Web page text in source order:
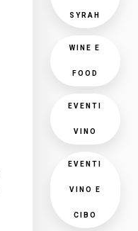
SYRAH
WINE E
FOOD
EVENTI
VINO
EVENTI
VINO E
CIBO